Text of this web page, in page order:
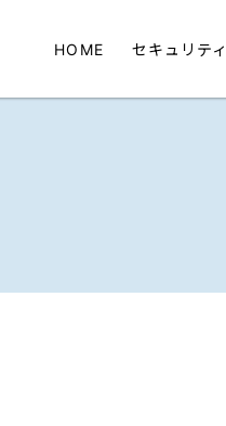
HOME セキュリティ